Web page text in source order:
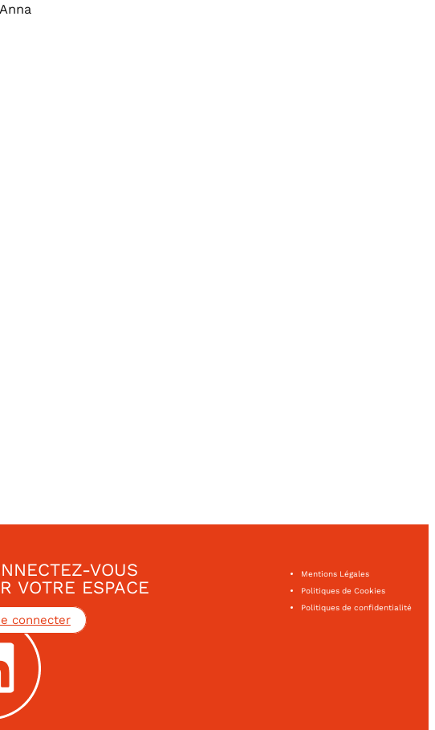
VOUS
VOTRE ESPACE
connecter
Mentions Légales
Politiques de Cookies
Politiques de confidentialité